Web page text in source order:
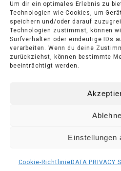
Um dir ein optimales Erlebnis zu
Technologien wie Cookies, um
speichern und/oder darauf
Technologien zustimmst, können
Surfverhalten oder eindeutige IDs
verarbeiten. Wenn du deine
zurückziehst, können bestimmte
beeinträchtigt werden.
Einstellungen
Cookie-Richtlinie DATA PRIVACY
2023, the Herford
company sought
Weinstadt-based
Kussmaul for the…
©